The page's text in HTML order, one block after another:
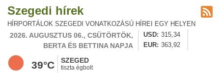
Szegedi hírek
HÍRPORTÁLOK SZEGEDI VONATKOZÁSÚ HÍREI EGY HELYEN
2026. AUGUSZTUS 06., CSÜTÖRTÖK,
BERTA ÉS BETTINA NAPJA
USD
315,34
EUR
363,92
39°C SZEGED
tiszta égbolt